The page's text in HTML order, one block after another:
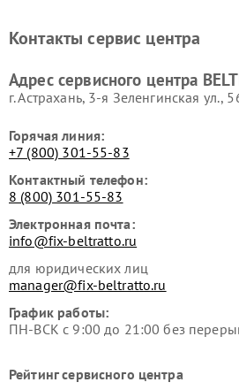
Контакты сервис центра
Адрес сервисного центра
г. Астрахань, 3-я Зеленгинская ул.,
Горячая линия:
+7 (800) 301-55-83
Контактный телефон:
8 (800) 301-55-83
Электронная почта:
info@fix-beltratto.ru
для юридических лиц
manager@fix-beltratto.ru
График работы:
ПН-ВСК с 9:00 до 21:00 без
Рейтинг сервисного центра